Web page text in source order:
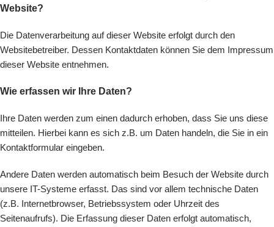
Website?
Die Datenverarbeitung auf dieser Website erfolgt durch den
Websitebetreiber. Dessen Kontaktdaten können Sie dem Impressum
dieser Website entnehmen.
Wie erfassen wir Ihre Daten?
Ihre Daten werden zum einen dadurch erhoben, dass Sie uns diese
mitteilen. Hierbei kann es sich z.B. um Daten handeln, die Sie in ein
Kontaktformular eingeben.
Andere Daten werden automatisch beim Besuch der Website durch
unsere IT-Systeme erfasst. Das sind vor allem technische Daten
(z.B. Internetbrowser, Betriebssystem oder Uhrzeit des
Seitenaufrufs). Die Erfassung dieser Daten erfolgt automatisch,